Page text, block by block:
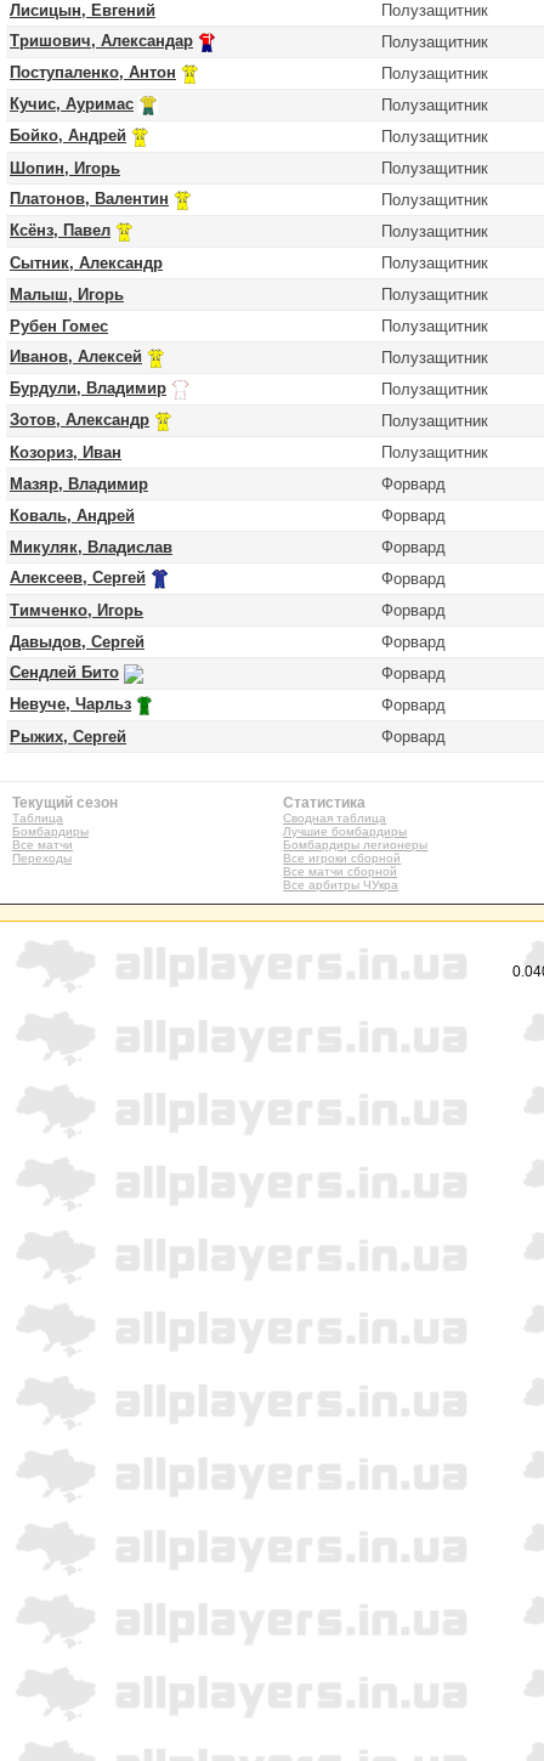
Лисицын, Евгений
Полузащитник
Тришович, Александар
Полузащитник
Поступаленко, Антон
Полузащитник
Кучис, Ауримас
Полузащитник
Бойко, Андрей
Полузащитник
Шопин, Игорь
Полузащитник
Платонов, Валентин
Полузащитник
Ксёнз, Павел
Полузащитник
Сытник, Александр
Полузащитник
Малыш, Игорь
Полузащитник
Рубен Гомес
Полузащитник
Иванов, Алексей
Полузащитник
Бурдули, Владимир
Полузащитник
Зотов, Александр
Полузащитник
Козориз, Иван
Полузащитник
Мазяр, Владимир
Форвард
Коваль, Андрей
Форвард
Микуляк, Владислав
Форвард
Алексеев, Сергей
Форвард
Тимченко, Игорь
Форвард
Давыдов, Сергей
Форвард
Сендлей Бито
Форвард
Невуче, Чарльз
Форвард
Рыжих, Сергей
Форвард
Текущий сезон
Таблица
Бомбардиры
Все матчи
Переходы
Статистика
Сводная таблица
Лучшие бомбардиры
Бомбардиры легионеры
Все игроки сборной
Все матчи сборной
Все арбитры ЧУкра